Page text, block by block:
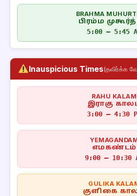
BRAHMA
பிரம்ம
5:00 – 5:45
Inauspicious Times(தவிர்க்க
RAHU KALAM
இராகு
3:00 – 4:30
எமகண்டம்
9:00 – 10:30
GULIKA
குளிகை